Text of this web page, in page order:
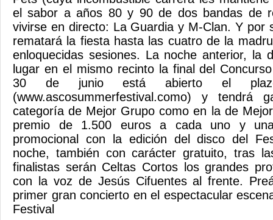
el sabor a años 80 y 90 de dos bandas de
vivirse en directo: La Guardia y M-Clan. Y por
rematará la fiesta hasta las cuatro de la
enloquecidas sesiones. La noche anterior, la
lugar en el mismo recinto la final del
30 de junio está abierto el
(www.ascosummerfestival.como) y tendrá
categoría de Mejor Grupo como en la de
premio de 1.500 euros a cada uno y
promocional con la edición del disco del
noche, también con carácter gratuito, tras
finalistas serán Celtas Cortos los grandes
con la voz de Jesús Cifuentes al frente.
primer gran concierto en el espectacular
Festival